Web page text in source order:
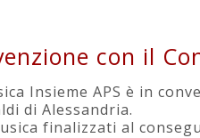
con il
Insieme APS è in
di Alessandria.
finalizzati al